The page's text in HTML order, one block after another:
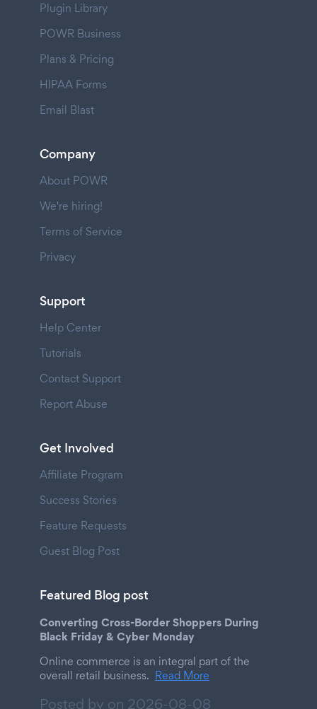
Plugin Library
POWR Business
Plans & Pricing
HIPAA Forms
Email Blast
Company
About POWR
We're hiring!
Terms of Service
Privacy
Support
Help Center
Tutorials
Contact Support
Report Abuse
Get Involved
Affiliate Program
Success Stories
Feature Requests
Guest Blog Post
Featured Blog post
Converting Cross-Border Shoppers During
Black Friday & Cyber Monday
Online commerce is an integral part of the
overall retail business. Read More
Posted by on 2026-08-08